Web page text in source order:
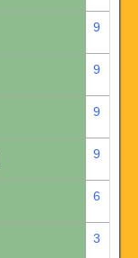
9
9
9
9
6
3